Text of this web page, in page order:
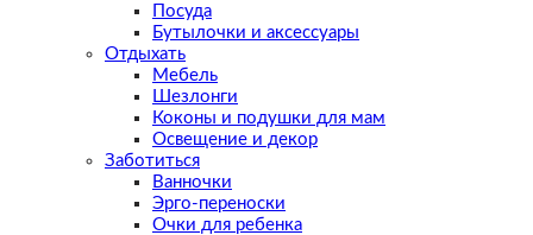
Посуда
Бутылочки и аксессуары
Отдыхать
Мебель
Шезлонги
Коконы и подушки для мам
Освещение и декор
Заботиться
Ванночки
Эрго-переноски
Очки для ребенка